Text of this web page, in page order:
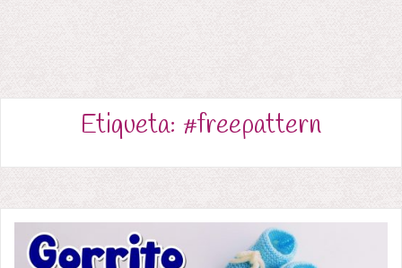
Etiqueta: #freepattern